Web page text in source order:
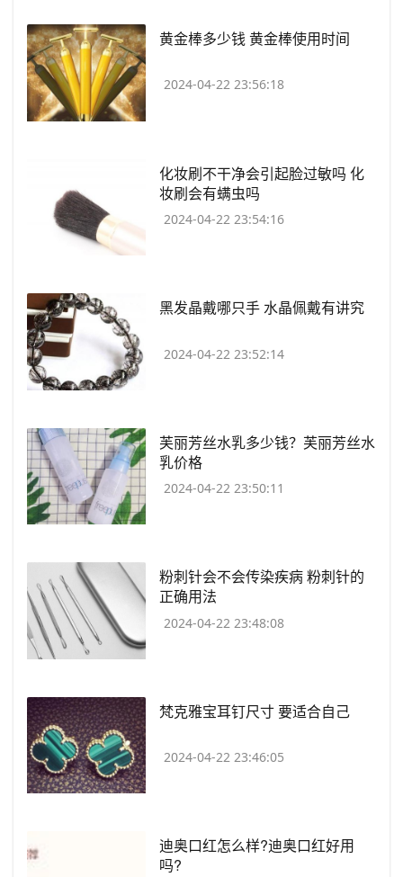
​黄金棒多少钱 黄金棒使用时间
2024-04-22 23:56:18
​化妆刷不干净会引起脸过敏吗 化
妆刷会有螨虫吗
2024-04-22 23:54:16
​黑发晶戴哪只手 水晶佩戴有讲究
2024-04-22 23:52:14
​芙丽芳丝水乳多少钱？芙丽芳丝水
乳价格
2024-04-22 23:50:11
​粉刺针会不会传染疾病 粉刺针的
正确用法
2024-04-22 23:48:08
​梵克雅宝耳钉尺寸 要适合自己
2024-04-22 23:46:05
​迪奥口红怎么样?迪奥口红好用
吗?